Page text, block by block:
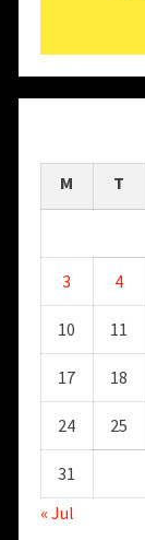
M T
3 4
10 11
17 18
24 25
31
« Jul